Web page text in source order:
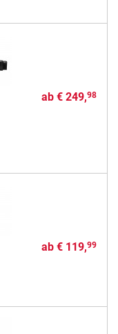
ab € 249,98
ab € 119,99